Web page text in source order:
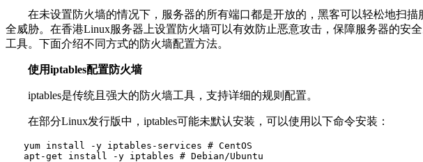
在未设置防火墙的情况下，服务器的所有端口都是开放的，黑客可以轻松地扫描
全威胁。在香港Linux服务器上设置防火墙可以有效防止恶意攻击，保障服务器的安
工具。下面介绍不同方式的防火墙配置方法。
使用iptables配置防火墙
iptables是传统且强大的防火墙工具，支持详细的规则配置。
在部分Linux发行版中，iptables可能未默认安装，可以使用以下命令安装：
yum install -y iptables-services # CentOS
apt-get install -y iptables # Debian/Ubuntu